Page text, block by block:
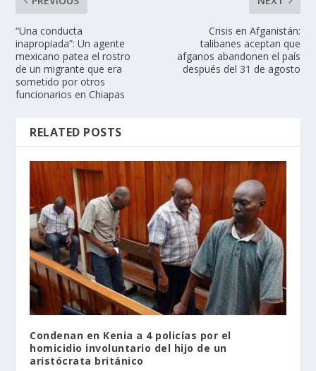
“Una conducta
inapropiada”: Un agente
mexicano patea el rostro
de un migrante que era
sometido por otros
funcionarios en Chiapas
Crisis en Afganistán:
talibanes aceptan que
afganos abandonen el país
después del 31 de agosto
RELATED POSTS
Condenan en Kenia a 4 policías por el
homicidio involuntario del hijo de un
aristócrata británico